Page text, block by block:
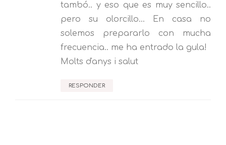
tambó.. y eso que es muy sencillo..
pero su olorcillo... En casa no
solemos prepararlo con mucha
frecuencia.. me ha entrado la gula!
Molts d'anys i salut
RESPONDER